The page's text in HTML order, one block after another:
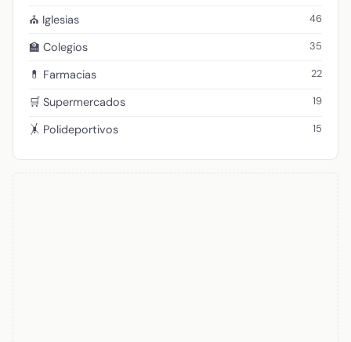
⛪ Iglesias 46
🏫 Colegios 35
💊 Farmacias 22
🛒 Supermercados 19
🤸 Polideportivos 15